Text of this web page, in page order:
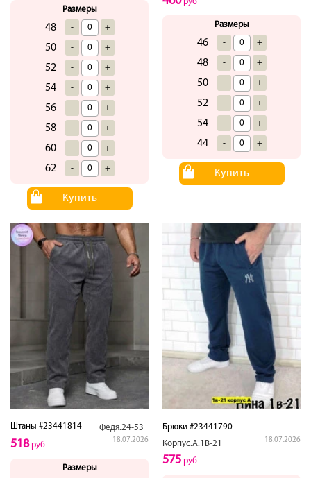
Размеры
48 - +
50 - +
52 - +
54 - +
56 - +
58 - +
60 - +
62 - +
Купить
руб
Размеры
46 - +
48 - +
50 - +
52 - +
54 - +
44 - +
Купить
Штаны #23441814 Федя.24-53
18.07.2026
518руб
Размеры
Брюки #23441790
Корпус.А.1В-21
18.07.2026
575 руб